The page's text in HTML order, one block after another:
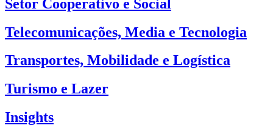
Setor Cooperativo e Social
Telecomunicações, Media e Tecnologia
Transportes, Mobilidade e Logística
Turismo e Lazer
Insights